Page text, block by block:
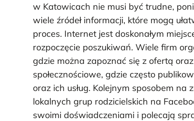
w Katowicach nie musi być trudne,
wiele źródeł informacji, które mogą
proces. Internet jest doskonałym
rozpoczęcie poszukiwań. Wiele firm
gdzie można zapoznać się z ofertą
społecznościowe, gdzie często
oraz ich usług. Kolejnym sposobem
lokalnych grup rodzicielskich na
swoimi doświadczeniami i polecają